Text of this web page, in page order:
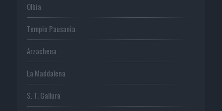
Olbia
Tempio Pausania
Arzachena
La Maddalena
S. T. Gallura